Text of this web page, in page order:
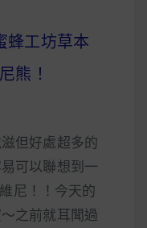
指南，讓你一次搞
蜂工坊草本
熊！
但好處超多的
可以聯想到一
尼！！今天的
之前就耳聞過